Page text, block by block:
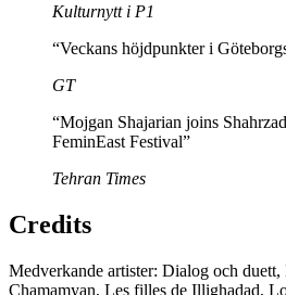
Kulturnytt i P1
“Veckans höjdpunkter i
GT
“Mojgan Shajarian joins
FeminEast Festival”
Tehran Times
Credits
Medverkande artister: Dialog och
Chamamyan, Les filles de Illighadad,